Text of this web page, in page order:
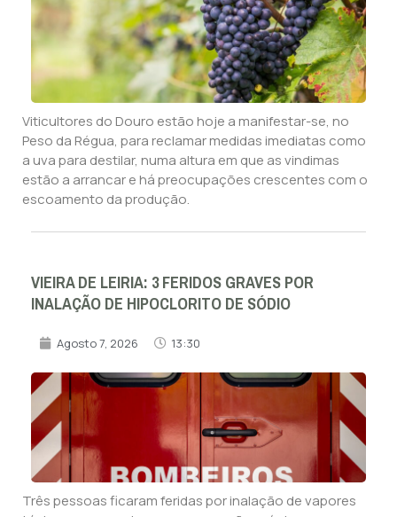
Viticultores do Douro estão hoje a manifestar-se, no
Peso da Régua, para reclamar medidas imediatas como
a uva para destilar, numa altura em que as vindimas
estão a arrancar e há preocupações crescentes com o
escoamento da produção.
VIEIRA DE LEIRIA: 3 FERIDOS GRAVES POR
INALAÇÃO DE HIPOCLORITO DE SÓDIO
Agosto 7, 2026 13:30
Três pessoas ficaram feridas por inalação de vapores